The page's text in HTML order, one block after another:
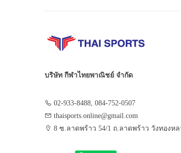
บริษัท กีฬาไทยพาณิชย์ จำกัด
02-933-8488, 084-752-0507
thaisports.online@gmail.com
8 ซ.ลาดพร้าว 54/1 ถ.ลาดพร้าว วังทองหล